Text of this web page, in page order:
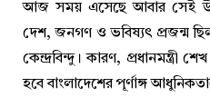
আজ সময় এসেছে আবার সেই
দেশ, জনগণ ও ভবিষ্যৎ প্রজন্ম ছিল
কেন্দ্রবিন্দু। কারণ, প্রধানমন্ত্রী
হবে বাংলাদেশের পূর্ণাঙ্গ